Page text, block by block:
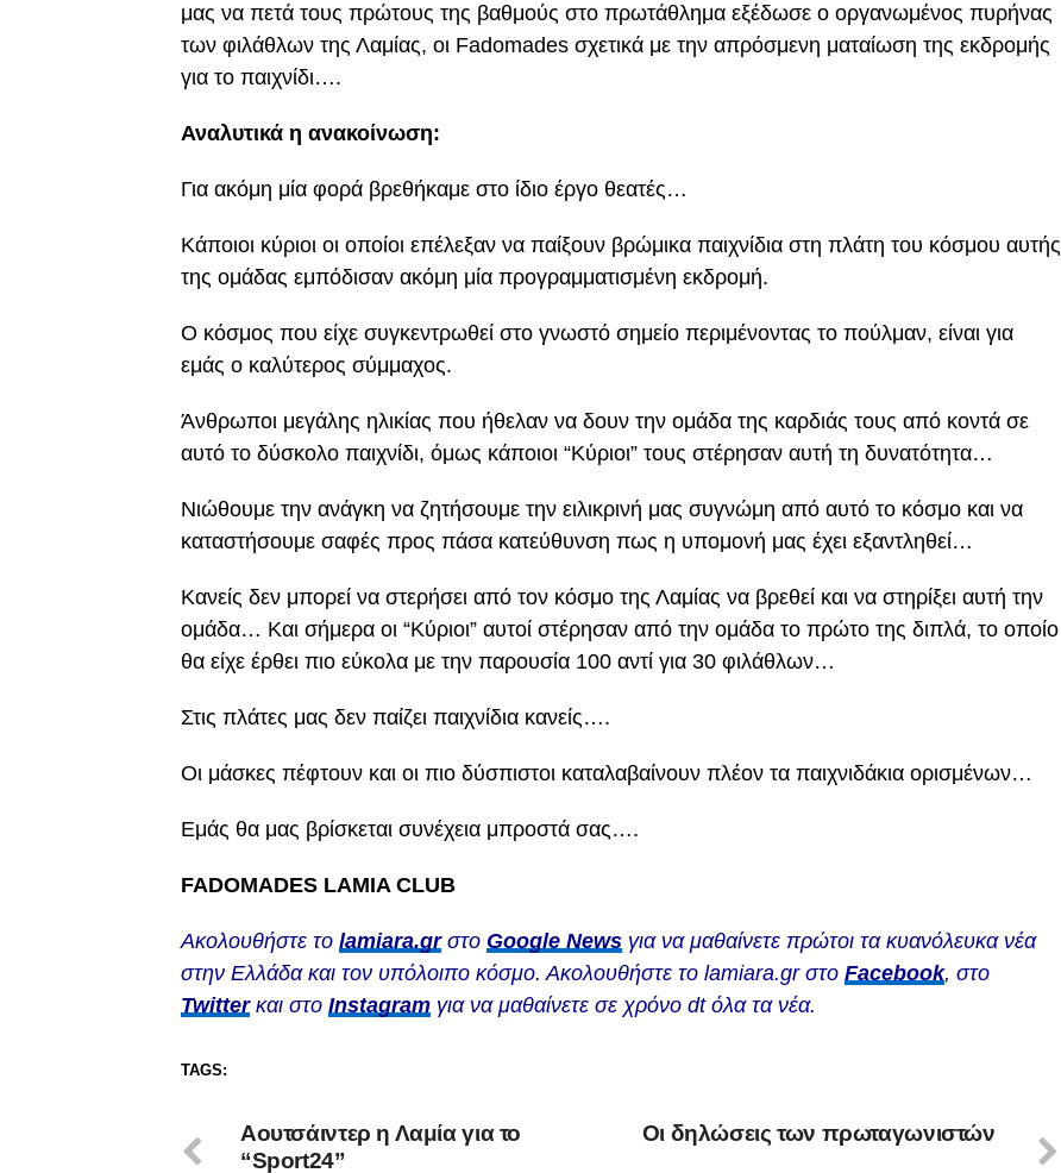
μας να πετά τους πρώτους της βαθμούς στο πρωτάθλημα εξέδωσε ο οργανωμένος πυρήνας
των φιλάθλων της Λαμίας, οι Fadomades σχετικά με την απρόσμενη ματαίωση της εκδρομής
για το παιχνίδι….
Αναλυτικά η ανακοίνωση:
Για ακόμη μία φορά βρεθήκαμε στο ίδιο έργο θεατές…
Κάποιοι κύριοι οι οποίοι επέλεξαν να παίξουν βρώμικα παιχνίδια στη πλάτη του κόσμου αυτής
της ομάδας εμπόδισαν ακόμη μία προγραμματισμένη εκδρομή.
Ο κόσμος που είχε συγκεντρωθεί στο γνωστό σημείο περιμένοντας το πούλμαν, είναι για
εμάς ο καλύτερος σύμμαχος.
Άνθρωποι μεγάλης ηλικίας που ήθελαν να δουν την ομάδα της καρδιάς τους από κοντά σε
αυτό το δύσκολο παιχνίδι, όμως κάποιοι “Κύριοι” τους στέρησαν αυτή τη δυνατότητα…
Νιώθουμε την ανάγκη να ζητήσουμε την ειλικρινή μας συγνώμη από αυτό το κόσμο και να
καταστήσουμε σαφές προς πάσα κατεύθυνση πως η υπομονή μας έχει εξαντληθεί…
Κανείς δεν μπορεί να στερήσει από τον κόσμο της Λαμίας να βρεθεί και να στηρίξει αυτή την
ομάδα… Και σήμερα οι “Κύριοι” αυτοί στέρησαν από την ομάδα το πρώτο της διπλά, το οποίο
θα είχε έρθει πιο εύκολα με την παρουσία 100 αντί για 30 φιλάθλων…
Στις πλάτες μας δεν παίζει παιχνίδια κανείς….
Οι μάσκες πέφτουν και οι πιο δύσπιστοι καταλαβαίνουν πλέον τα παιχνιδάκια ορισμένων…
Εμάς θα μας βρίσκεται συνέχεια μπροστά σας….
FADOMADES LAMIA CLUB
Ακολουθήστε το lamiara.grστο Google News για να μαθαίνετε πρώτοι τα κυανόλευκα νέα
στην Ελλάδα και τον υπόλοιπο κόσμο. Ακολουθήστε το lamiara.gr στο Facebook, στο
Twitterκαι στο Instagram για να μαθαίνετε σε χρόνο dt όλα τα νέα.
TAGS:
Oι δηλώσεις των πρωταγωνιστών
Αουτσάιντερ η Λαμία για το
“Sport24”